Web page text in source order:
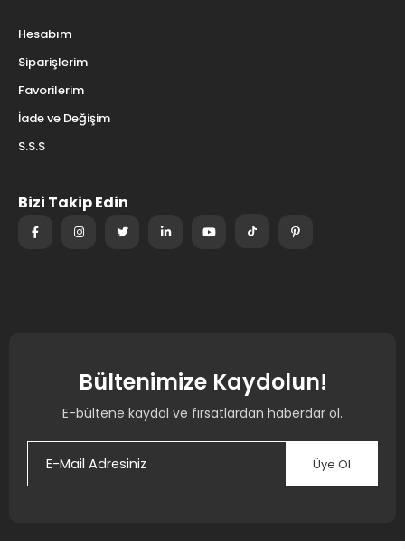
Hesabım
Siparişlerim
Favorilerim
İade ve Değişim
S.S.S
Bizi Takip Edin
Bültenimize Kaydolun!
E-bültene kaydol ve fırsatlardan haberdar ol.
Üye Ol